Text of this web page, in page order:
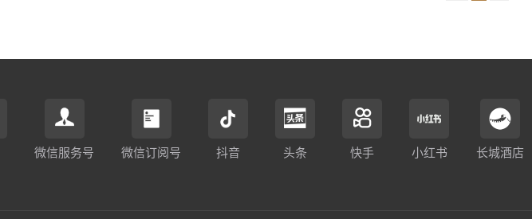
微信服务号 微信订阅号 抖音 头条 快手 小红书 长城酒店